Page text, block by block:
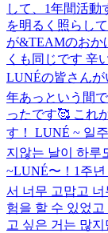
して、1年間活
を明るく照らし
が&TEAMのおか
くも同じです 辛
LUNÉの皆さんが
年あっという間
ったです🥰 これ
す！ LUNÉ ~ 일
지않는 날이 하루
~LUNÉ〜！1주
서 너무 고맙고
험을 할 수 있었
고 싶은 거는 많